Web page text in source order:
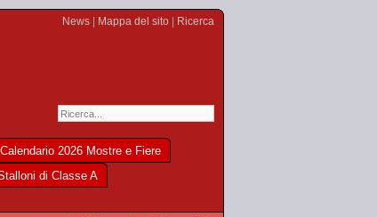
News Mappa del sito Ricerca
Calendario 2026 Mostre e Fiere
di Classe A